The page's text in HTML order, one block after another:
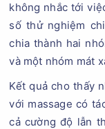
không nhắc tới
số thử nghiệm
chia thành hai
và một nhóm mát
Kết quả cho thấy
với massage có
cả cường độ lẫn